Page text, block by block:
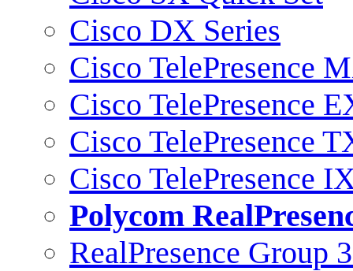
Cisco DX Series
Cisco TelePresence
Cisco TelePresence
Cisco TelePresence
Cisco TelePresence
Polycom
RealPresence Group